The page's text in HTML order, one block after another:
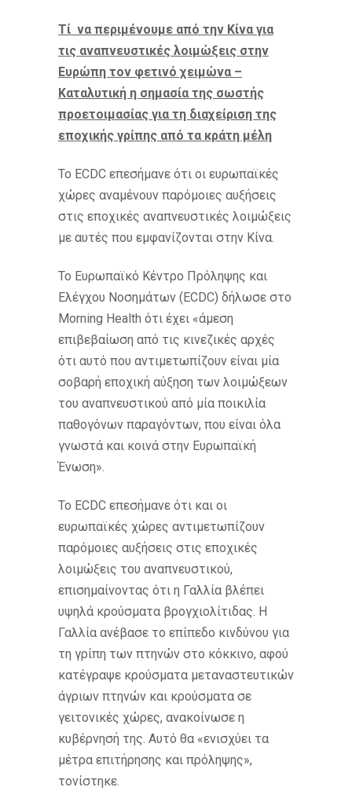
Τί να περιμένουμε από την Κίνα για
τις αναπνευστικές λοιμώξεις στην
Ευρώπη τον φετινό χειμώνα –
Καταλυτική η σημασία της σωστής
προετοιμασίας για τη διαχείριση της
εποχικής γρίπης από τα κράτη μέλη
Το ECDC επεσήμανε ότι οι ευρωπαϊκές
χώρες αναμένουν παρόμοιες αυξήσεις
στις εποχικές αναπνευστικές λοιμώξεις
με αυτές που εμφανίζονται στην Κίνα.
Το Ευρωπαϊκό Κέντρο Πρόληψης και
Ελέγχου Νοσημάτων (ECDC) δήλωσε στο
Morning Health ότι έχει «άμεση
επιβεβαίωση από τις κινεζικές αρχές
ότι αυτό που αντιμετωπίζουν είναι μία
σοβαρή εποχική αύξηση των λοιμώξεων
του αναπνευστικού από μία ποικιλία
παθογόνων παραγόντων, που είναι όλα
γνωστά και κοινά στην Ευρωπαϊκή
Ένωση».
Το ECDC επεσήμανε ότι και οι
ευρωπαϊκές χώρες αντιμετωπίζουν
παρόμοιες αυξήσεις στις εποχικές
λοιμώξεις του αναπνευστικού,
επισημαίνοντας ότι η Γαλλία βλέπει
υψηλά κρούσματα βρογχιολίτιδας. Η
Γαλλία ανέβασε το επίπεδο κινδύνου για
τη γρίπη των πτηνών στο κόκκινο, αφού
κατέγραψε κρούσματα μεταναστευτικών
άγριων πτηνών και κρούσματα σε
γειτονικές χώρες, ανακοίνωσε η
κυβέρνησή της. Αυτό θα «ενισχύει τα
μέτρα επιτήρησης και πρόληψης»,
τονίστηκε.